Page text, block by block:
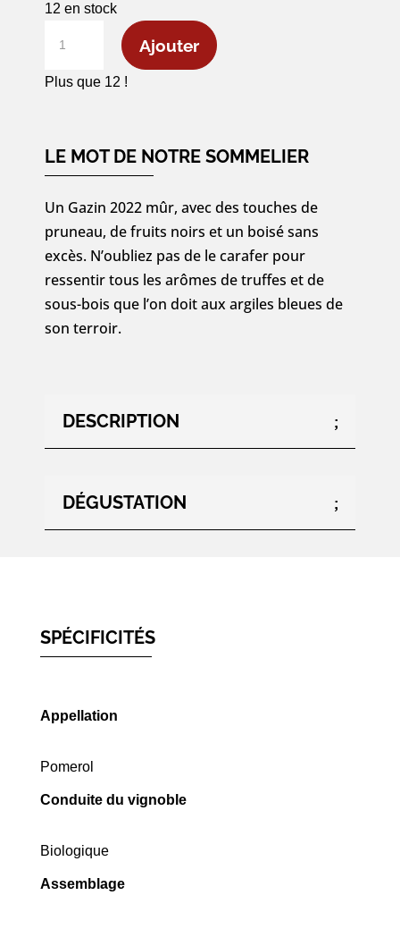
12 en stock
Château
-
75cl
Ajouter
Plus que 12 !
LE MOT DE NOTRE SOMMELIER
Un Gazin 2022 mûr, avec des touches de
pruneau, de fruits noirs et un boisé sans
excès. N’oubliez pas de le carafer pour
ressentir tous les arômes de truffes et de
sous-bois que l’on doit aux argiles bleues de
son terroir.
DESCRIPTION
DÉGUSTATION
SPÉCIFICITÉS
Appellation
Pomerol
Conduite du vignoble
Biologique
Assemblage